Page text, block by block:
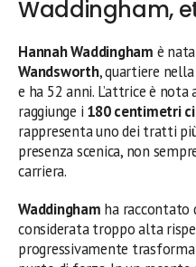
Waddingham,
Hannah Waddingham è
Wandsworth, quartiere
e ha 52 anni. L’attrice è
raggiunge i 180 centimetri
rappresenta uno dei tratti
presenza scenica, non
carriera.
Waddingham ha raccontato
considerata troppo alta
progressivamente